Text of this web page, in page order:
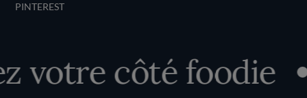
PINTEREST
votre côté foodie